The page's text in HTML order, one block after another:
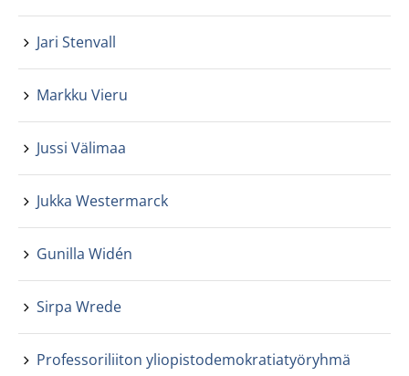
Jari Stenvall
Markku Vieru
Jussi Välimaa
Jukka Westermarck
Gunilla Widén
Sirpa Wrede
Professoriliiton yliopistodemokratiatyöryhmä